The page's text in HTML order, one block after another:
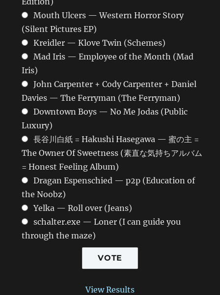
Mouth Ulcers — Western Horror Story
(Silent Pictures EP)
Kreidler — Klove Twin (Schemes)
Mad Iris — Employee of the Month (Mad
Iris)
John Carpenter + Cody Carpenter + Daniel
Davies — The Ferryman (The Ferryman)
Downtown Boys — No Me Jodas (Public
Luxury)
長谷川白紙 = Hakushi Hasegawa — 蜜の主 =
The Owner Of Sweetness (素直な気持ちアルバム
= Honest Feeling Album)
Dragan Espenschied — p2p (Education of
the Noobz)
Yelka — Roll over (Jeans)
schalter.exe — Loner (I can guide you
through the maze)
View Results